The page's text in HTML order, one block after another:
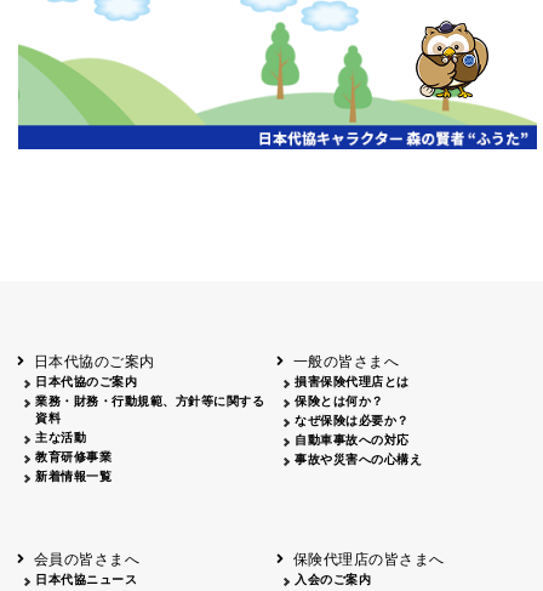
日本代協のご案内
日本代協のご案内
業務・財務・行動規範、方針等に関する
資料
主な活動
教育研修事業
新着情報一覧
一般の皆さまへ
損害保険代理店とは
保険とは何か？
なぜ保険は必要か？
自動車事故への対応
事故や災害への心構え
会員の皆さまへ
日本代協ニュース
保険代理店の皆さまへ
入会のご案内